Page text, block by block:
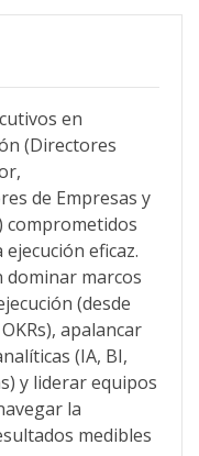
en
(Directores
de Empresas y
comprometidos
eficaz.
dominar marcos
(desde
apalancar
(IA, BI,
y liderar equipos
la
medibles